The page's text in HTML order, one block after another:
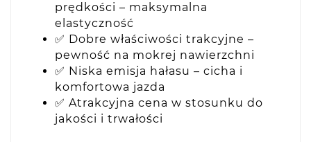
prędkości – maksymalna
elastyczność
✅ Dobre właściwości trakcyjne –
pewność na mokrej nawierzchni
✅ Niska emisja hałasu – cicha i
komfortowa jazda
✅ Atrakcyjna cena w stosunku do
jakości i trwałości